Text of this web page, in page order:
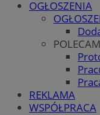
OGŁOSZENIA
REKLAMA
WSPÓŁPRACA